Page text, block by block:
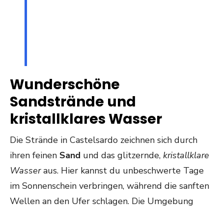
Wunderschöne
Sandstrände und
kristallklares Wasser
Die Strände in Castelsardo zeichnen sich durch
ihren feinen Sand und das glitzernde, kristallklare
Wasseraus. Hier kannst du unbeschwerte Tage
im Sonnenschein verbringen, während die sanften
Wellen an den Ufer schlagen. Die Umgebung